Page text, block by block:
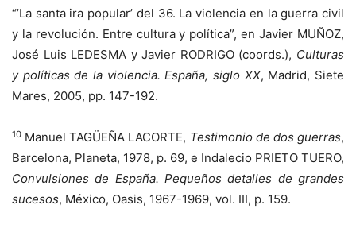
“’La santa ira popular’ del 36. La violencia en la guerra civil
y la revolución. Entre cultura y política”, en Javier MUÑOZ,
José Luis LEDESMA y Javier RODRIGO (coords.), Culturas
y políticas de la violencia. España, siglo XX, Madrid, Siete
Mares, 2005, pp. 147-192.
10 Manuel TAGÜEÑA LACORTE, Testimonio de dos guerras,
Barcelona, Planeta, 1978, p. 69, e Indalecio PRIETO TUERO,
Convulsiones de España. Pequeños detalles de grandes
sucesos, México, Oasis, 1967-1969, vol. III, p. 159.